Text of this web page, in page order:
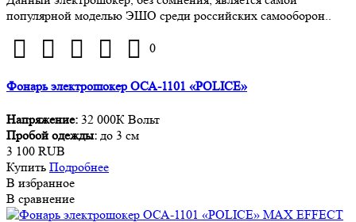
популярной моделью ЭШО среди российских самооборон..
0
Фонарь электрошокер ОСА-1101 «POLICE»
Напряжение: 32 000К Вольт
Пробой одежды: до 3 см
3 100 RUB
Купить Подробнее
В избранное
В сравнение